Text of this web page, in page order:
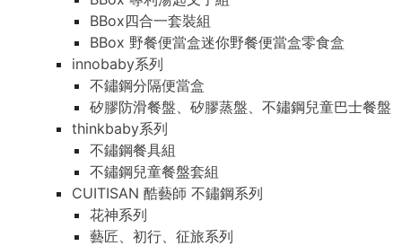
BBox四合一套裝組
BBox 野餐便當盒迷你野餐便當盒零食盒
innobaby系列
不鏽鋼分隔便當盒
矽膠防滑餐盤、矽膠蒸盤、不鏽鋼兒童巴士餐盤
thinkbaby系列
不鏽鋼餐具組
不鏽鋼兒童餐盤套組
CUITISAN 酷藝師 不鏽鋼系列
花神系列
藝匠、初行、征旅系列